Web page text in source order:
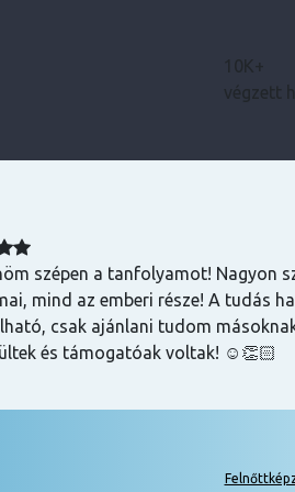
10K+
végzett
szakképzett emberek
általuk